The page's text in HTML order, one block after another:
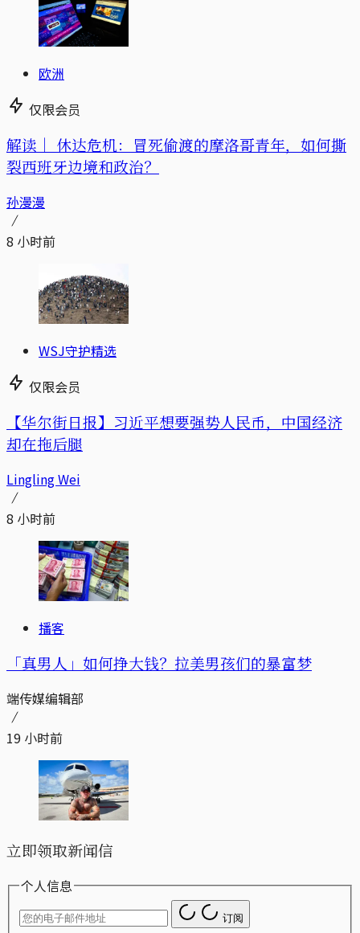
欧洲
仅限会员
解读｜ 休达危机：冒死偷渡的摩洛哥青年，如何撕
裂西班牙边境和政治？
孙漫漫
8 小时前
WSJ守护精选
仅限会员
【华尔街日报】习近平想要强势人民币，中国经济
却在拖后腿
Lingling Wei
8 小时前
播客
「真男人」如何挣大钱？拉美男孩们的暴富梦
端传媒编辑部
19 小时前
立即领取新闻信
个人信息
订阅